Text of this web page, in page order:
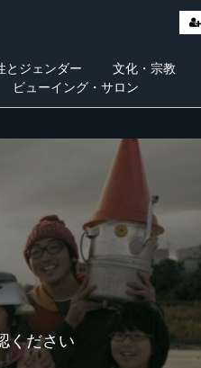
とジェンダー 文化・宗教
ビューイング・サロン
ください